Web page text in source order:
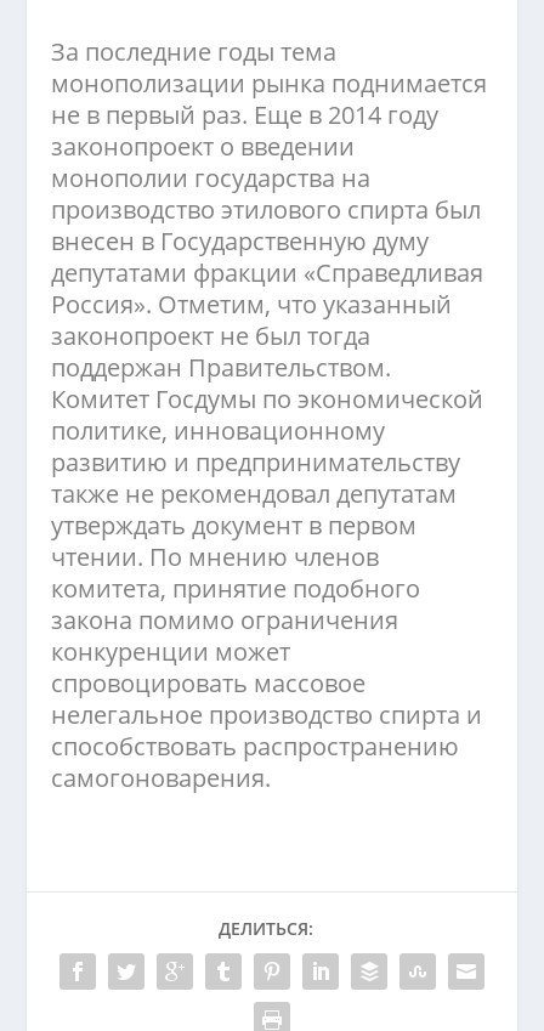
За последние годы тема
монополизации рынка поднимается
не в первый раз. Еще в 2014 году
законопроект о введении
монополии государства на
производство этилового спирта был
внесен в Государственную думу
депутатами фракции «Справедливая
Россия». Отметим, что указанный
законопроект не был тогда
поддержан Правительством.
Комитет Госдумы по экономической
политике, инновационному
развитию и предпринимательству
также не рекомендовал депутатам
утверждать документ в первом
чтении. По мнению членов
комитета, принятие подобного
закона помимо ограничения
конкуренции может
спровоцировать массовое
нелегальное производство спирта и
способствовать распространению
самогоноварения.
ДЕЛИТЬСЯ: